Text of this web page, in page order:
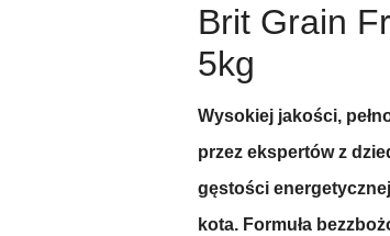
Brit Grain
5kg
Wysokiej jakości,
przez ekspertów z
gęstości
kota. Formuła